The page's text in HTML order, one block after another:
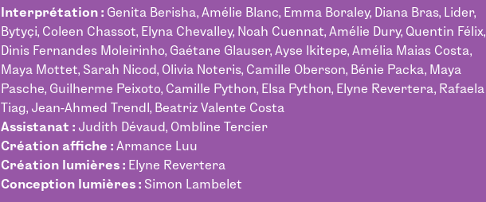
Interprétation : Genita Berisha, Amélie Blanc, Emma Boraley, Diana Bras, Lider,
Bytyçi, Coleen Chassot, Elyna Chevalley, Noah Cuennat, Amélie Dury, Quentin Félix,
Dinis Fernandes Moleirinho, Gaétane Glauser, Ayse Ikitepe, Amélia Maias Costa,
Maya Mottet, Sarah Nicod, Olivia Noteris, Camille Oberson, Bénie Packa, Maya
Pasche, Guilherme Peixoto, Camille Python, Elsa Python, Elyne Revertera, Rafaela
Tiag, Jean-Ahmed Trendl, Beatriz Valente Costa
Assistanat : Judith Dévaud, Ombline Tercier
Création affiche :Armance Luu
Création lumières : Elyne Revertera
Conception lumières : Simon Lambelet